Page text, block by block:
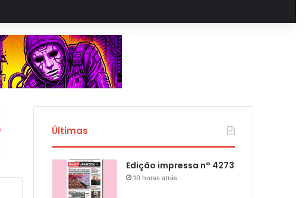
Últimas
Edição impressa n° 4273
10 horas atrás